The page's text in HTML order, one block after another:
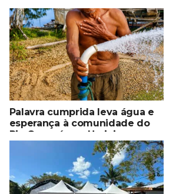
Palavra cumprida leva água e
esperança à comunidade do
Rio Copacá, em Uarini